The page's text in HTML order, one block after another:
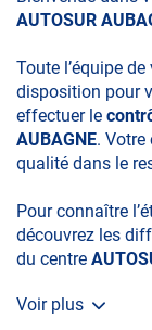
AUTOSUR
Toute l’équipe
disposition pour
effectuer le
AUBAGNE.
qualité dans le
Pour connaître
découvrez les
du centre
• le contrôle
Voir plus